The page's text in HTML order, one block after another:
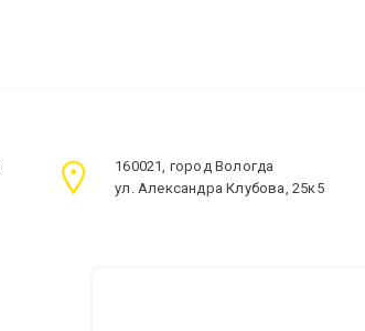
160021, город Вологда
ул. Александра Клубова, 25к5